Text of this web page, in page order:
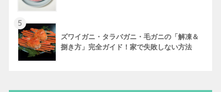
5
ズワイガニ・タラバガニ・毛ガニの「解凍＆
捌き方」完全ガイド！家で失敗しない方法